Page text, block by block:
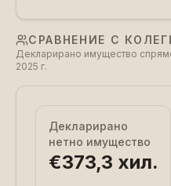
СРАВНЕНИЕ С
Декларирано имущество
2025 г.
Декларирано
нетно имущество
€373,3 хил.